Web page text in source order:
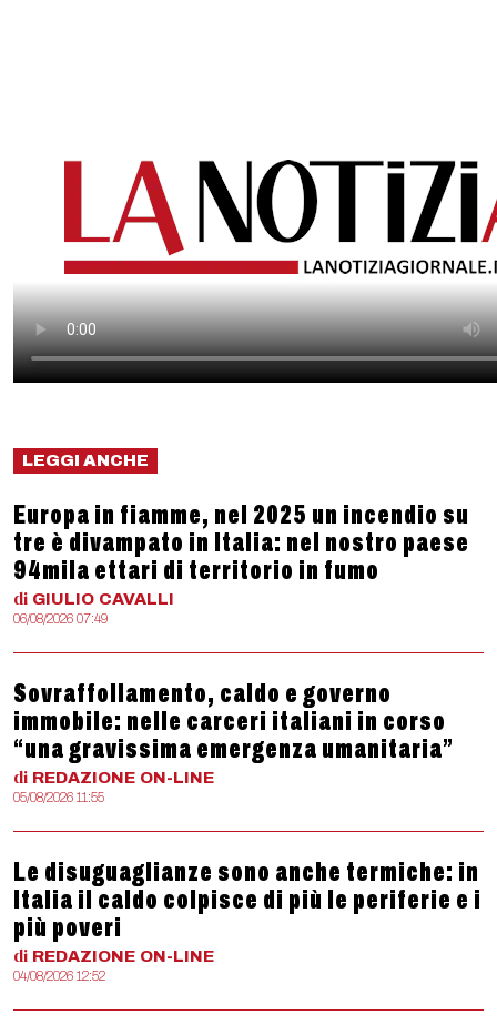
LEGGI ANCHE
Europa in fiamme, nel 2025 un incendio su
tre è divampato in Italia: nel nostro paese
94mila ettari di territorio in fumo
di GIULIO CAVALLI
06/08/2026 07:49
Sovraffollamento, caldo e governo
immobile: nelle carceri italiani in corso
“una gravissima emergenza umanitaria”
di REDAZIONE ON-LINE
05/08/2026 11:55
Le disuguaglianze sono anche termiche: in
Italia il caldo colpisce di più le periferie e i
più poveri
di REDAZIONE ON-LINE
04/08/2026 12:52